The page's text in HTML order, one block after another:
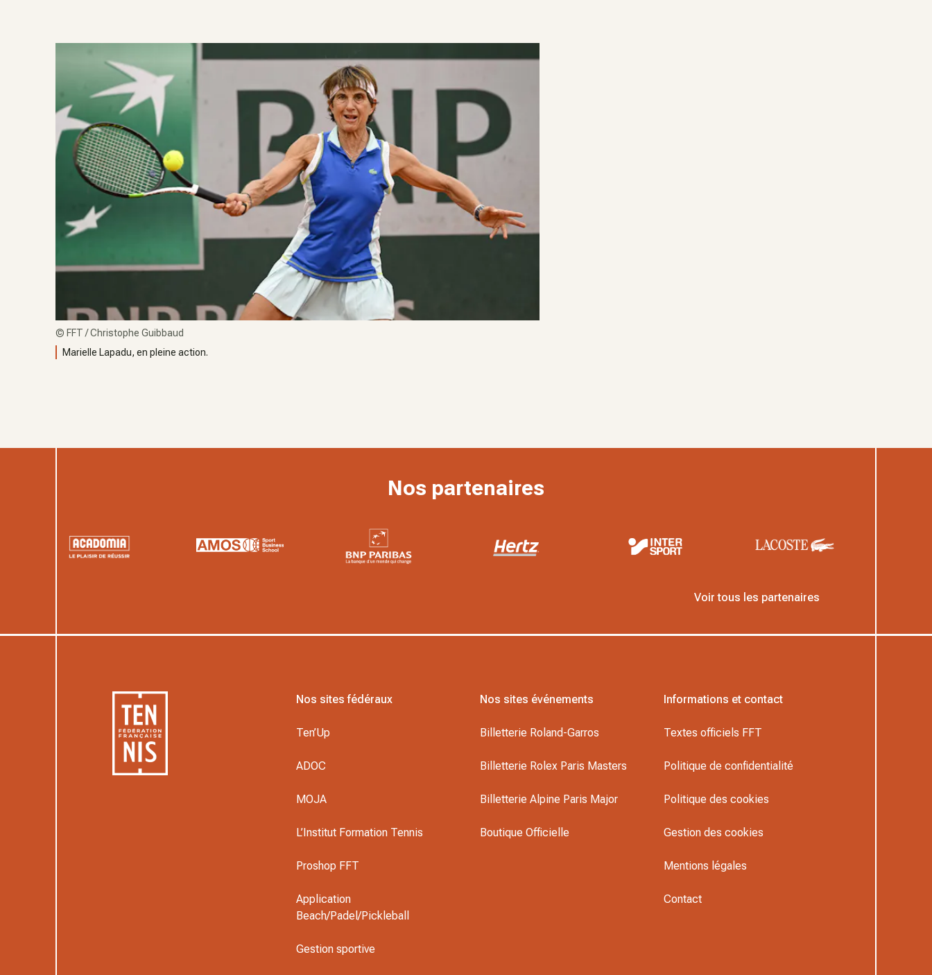
© FFT / Christophe Guibbaud
Marielle Lapadu, en pleine action.
Nos partenaires
Voir tous les partenaires
Nos sites fédéraux
Ten’Up
ADOC
MOJA
L’Institut Formation Tennis
Proshop FFT
Application
Beach/Padel/Pickleball
Gestion sportive
Nos sites événements
Billetterie Roland-Garros
Billetterie Rolex Paris Masters
Billetterie Alpine Paris Major
Boutique Officielle
Informations et contact
Textes officiels FFT
Politique de confidentialité
Politique des cookies
Gestion des cookies
Mentions légales
Contact